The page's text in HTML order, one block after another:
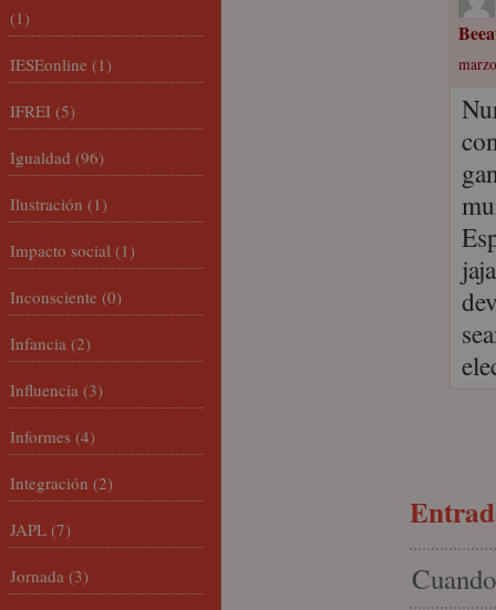
(1)
IESEonline (1)
IFREI (5)
Igualdad (96)
Ilustración (1)
Impacto social (1)
Inconsciente (0)
Infancia (2)
Influencia (3)
Informes (4)
Integración (2)
JAPL (7)
Jornada (3)